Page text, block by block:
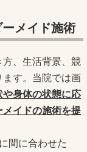
メイド施術
、生活背景、競
す。当院では画
身体の状態に応
メイドの施術を提
間に合わせた